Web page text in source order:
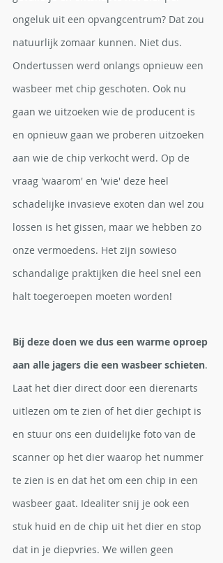
ongeluk uit een opvangcentrum? Dat zou
natuurlijk zomaar kunnen. Niet dus.
Ondertussen werd onlangs opnieuw een
wasbeer met chip geschoten. Ook nu
gaan we uitzoeken wie de producent is
en opnieuw gaan we proberen uitzoeken
aan wie de chip verkocht werd. Op de
vraag 'waarom' en 'wie' deze heel
schadelijke invasieve exoten dan wel zou
lossen is het gissen, maar we hebben zo
onze vermoedens. Het zijn sowieso
schandalige praktijken die heel snel een
halt toegeroepen moeten worden!
Bij deze doen we dus een warme oproep
aan alle jagers die een wasbeer schieten.
Laat het dier direct door een dierenarts
uitlezen om te zien of het dier gechipt is
en stuur ons een duidelijke foto van de
scanner op het dier waarop het nummer
te zien is en dat het om een chip in een
wasbeer gaat. Idealiter snij je ook een
stuk huid en de chip uit het dier en stop
dat in je diepvries. We willen geen